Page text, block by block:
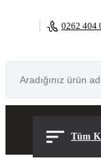
0262 404
Tüm